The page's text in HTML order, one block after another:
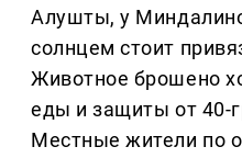
Алушты, у
солнцем стоит
Животное брошено
еды и защиты от 40-
Местные жители по